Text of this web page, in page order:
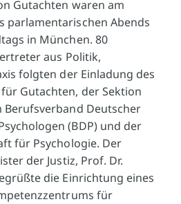
Gutachten waren am
parlamentarischen Abends
in München. 80
aus Politik,
folgten der Einladung des
Gutachten, der Sektion
Berufsverband Deutscher
(BDP) und der
für Psychologie. Der
der Justiz, Prof. Dr.
die Einrichtung eines
für